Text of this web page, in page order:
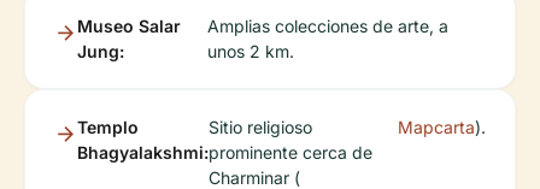
Museo Salar
Jung:
Amplias colecciones de arte, a
unos 2 km.
Templo
Bhagyalakshmi:
Sitio religioso
prominente cerca de
Charminar (
Mapcarta).